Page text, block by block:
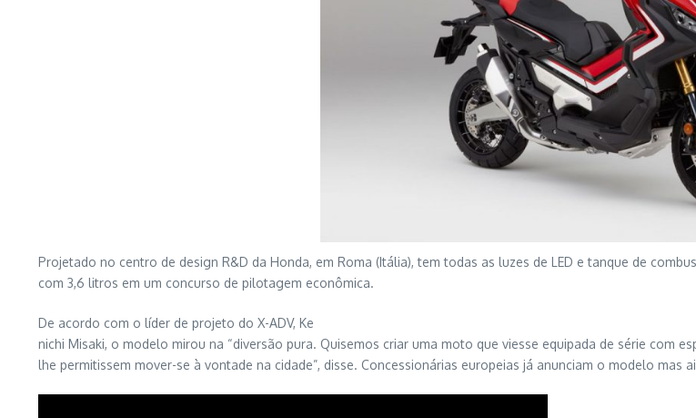
Projetado no centro de design R&D da Honda, em Roma (Itália), tem todas as luzes de LED e tanque de
com 3,6 litros em um concurso de pilotagem econômica.
De acordo com o líder de projeto do X-ADV, Ke
nichi Misaki, o modelo mirou na “diversão pura. Quisemos criar uma moto que viesse equipada de série com
lhe permitissem mover-se à vontade na cidade”, disse. Concessionárias europeias já anunciam o modelo mas